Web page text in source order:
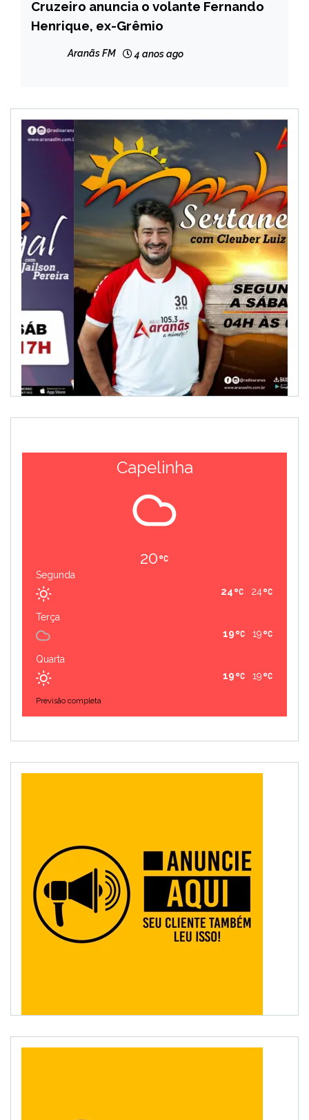
ESPORTES
Cruzeiro anuncia o volante Fernando
Henrique, ex-Grêmio
Aranãs FM 4 anos ago
Capelinha
20
Segunda
24
24
Terça
19
19
Quarta
19
19
Previsão completa